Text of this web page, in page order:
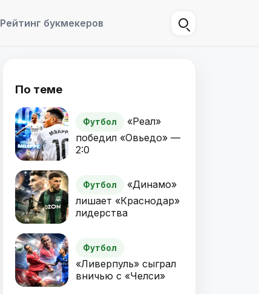
Рейтинг букмекеров
По теме
Футбол
«Реал»
победил «Овьедо» —
2:0
Футбол
«Динамо»
лишает «Краснодар»
лидерства
Футбол
«Ливерпуль» сыграл
вничью с «Челси»